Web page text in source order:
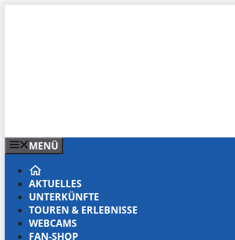
MENÜ
AKTUELLES
UNTERKÜNFTE
TOUREN & ERLEBNISSE
WEBCAMS
FAN-SHOP